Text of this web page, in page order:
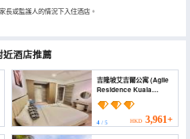
長或監護人的情況下入住酒店。
近酒店推薦
吉隆坡艾吉爾公寓 (Agile
Residence Kuala
Lumpur)
4/ 5 HKD 3,961+